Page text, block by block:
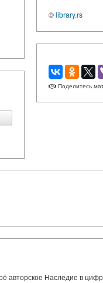
©library.rs
Поделитесь
авторское Наследие в